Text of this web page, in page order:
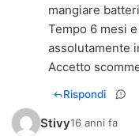
mangiare
Tempo 6 mesi
assolutamente
Accetto
Rispondi
Stivy16 anni fa